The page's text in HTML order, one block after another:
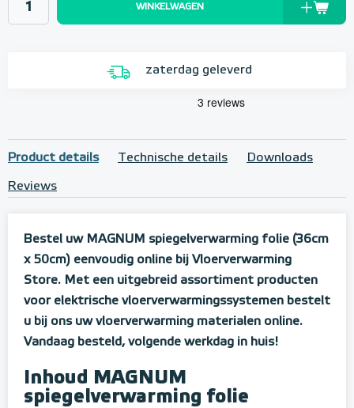
WINKELWAGEN
zaterdag geleverd
Product details Technische details Downloads
Reviews
Bestel uw MAGNUM spiegelverwarming folie (36cm
x 50cm) eenvoudig online bij Vloerverwarming
Store. Met een uitgebreid assortiment producten
voor elektrische vloerverwarmingssystemen bestelt
u bij ons uw vloerverwarming materialen online.
Vandaag besteld, volgende werkdag in huis!
Inhoud MAGNUM
spiegelverwarming folie